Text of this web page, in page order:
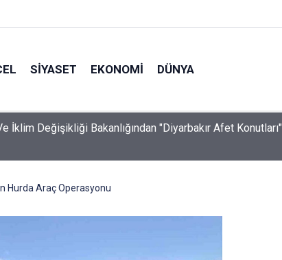
SIYASET EKONOMI DÜNYA
İklim Değişikliği Bakanlığından "Diyarbakır Afet Konutları"
Hurda Araç Operasyonu